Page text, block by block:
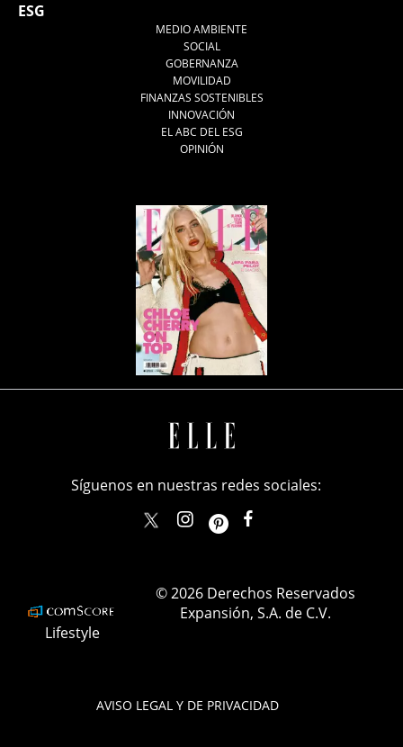
ESG
MEDIO AMBIENTE
SOCIAL
GOBERNANZA
MOVILIDAD
FINANZAS SOSTENIBLES
INNOVACIÓN
EL ABC DEL ESG
OPINIÓN
AVISO LEGAL Y DE PRIVACIDAD
Síguenos en nuestras redes sociales:
elle_mexicoellemexico
Lifestyle
© 2026 Derechos Reservados
Expansión, S.A. de C.V.